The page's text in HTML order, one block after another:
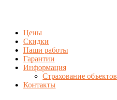
Цены
Скидки
Наши работы
Гарантии
Информация
Страхование объектов
Контакты